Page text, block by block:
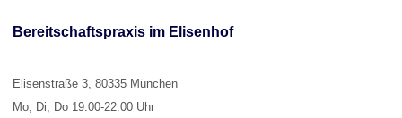
Bereitschaftspraxis im Elisenhof
Elisenstraße 3, 80335 München
Mo, Di, Do 19.00-22.00 Uhr